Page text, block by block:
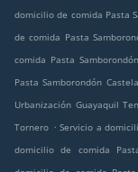
domicilio de comida Pasta
de comida Pasta
comida Pasta
Pasta Samborondón
Urbanización Guayaquil
Tornero . Servicio a
domicilio de comida